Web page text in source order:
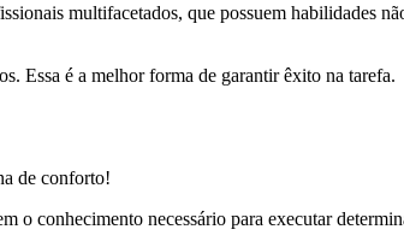
multifacetados, que possuem habilidades
Essa é a melhor forma de garantir êxito na tarefa.
de conforto!
o conhecimento necessário para executar